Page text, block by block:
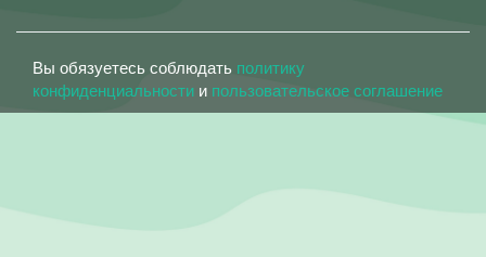
Вы обязуетесь соблюдать политику
конфиденциальности и пользовательское соглашение